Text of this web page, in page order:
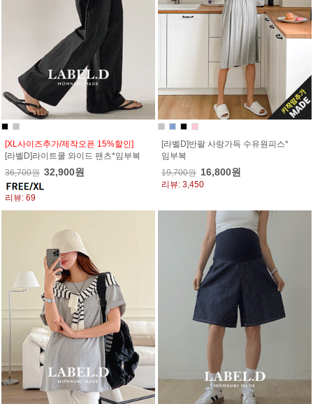
[XL사이즈추가/제작오픈 15%할인]
[라벨D]라이트쿨 와이드 팬츠*임부복
36,700원 32,900원
리뷰: 69
[라벨D]반팔 사랑가득 수유원피스*
임부복
19,700원 16,800원
리뷰: 3,450